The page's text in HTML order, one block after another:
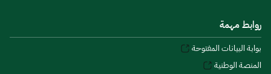
روابط مهمة
بوابة البيانات المفتوحة
المنصة الوطنية